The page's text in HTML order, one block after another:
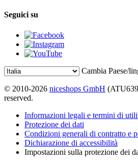
Seguici su
Cambia Paese/
© 2010-2026 niceshops GmbH
reserved.
Informazioni legali e termini di
Protezione dei dati
Condizioni generali di contratto e
Dichiarazione di accessibilità
Impostazioni sulla protezione dei